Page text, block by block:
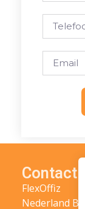
Contact
FlexOffiz
Nederland B.V.